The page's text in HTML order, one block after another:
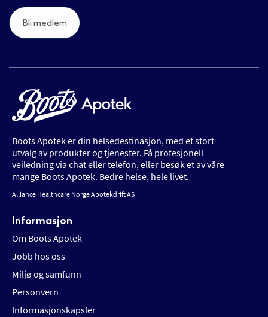
Bli medlem
Boots Apotek er din helsedestinasjon, med et stort
utvalg av produkter og tjenester. Få profesjonell
veiledning via chat eller telefon, eller besøk et av våre
mange Boots Apotek. Bedre helse, hele livet.
Alliance Healthcare Norge Apotekdrift AS
Informasjon
Om Boots Apotek
Jobb hos oss
Miljø og samfunn
Personvern
Informasjonskapsler